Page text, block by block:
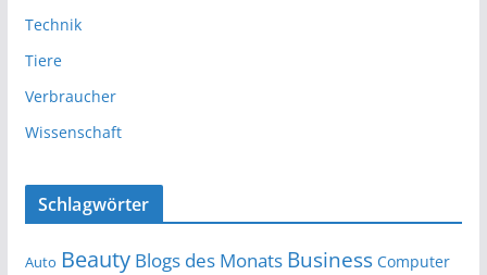
Technik
Tiere
Verbraucher
Wissenschaft
Schlagwörter
Auto Beauty Blogs des Monats Business Computer